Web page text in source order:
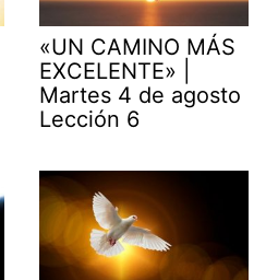
«UN CAMINO MÁS
EXCELENTE» |
Martes 4 de agosto
Lección 6